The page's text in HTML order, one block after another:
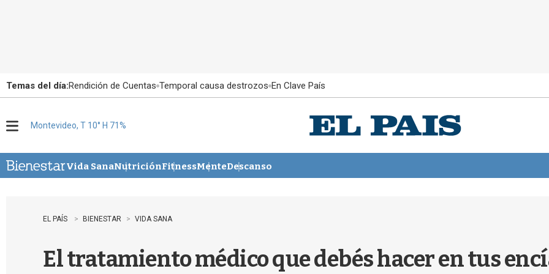
Temas del día:Rendición de Cuentas Temporal causa destrozos En Clave País
u
Montevideo, T 10° H 71%
Vida SanaNutriciónFitnessMenteDescanso
EL PAÍS BIENESTAR VIDA SANA
El tratamiento médico que debés hacer en tus